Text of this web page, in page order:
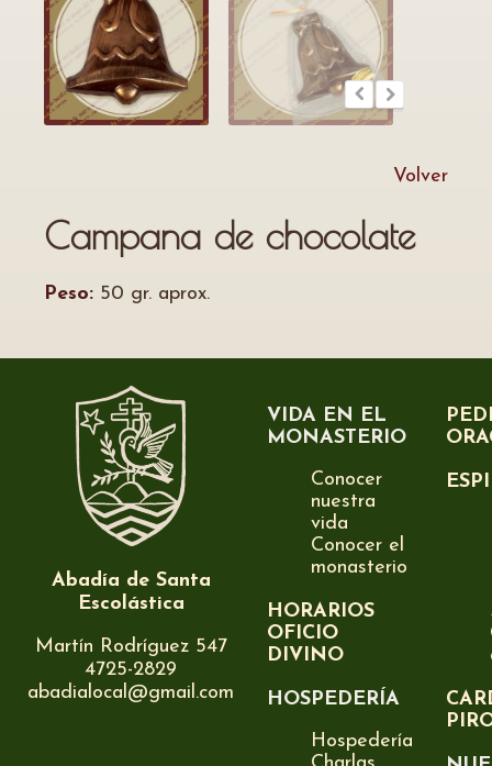
Volver
Campana de chocolate
Peso: 50 gr. aprox.
Abadía de Santa
Escolástica
Martín Rodríguez 547
4725-2829
abadialocal@gmail.com
VIDA EN EL
MONASTERIO
Conocer
nuestra
vida
Conocer el
monasterio
HORARIOS
OFICIO
DIVINO
HOSPEDERÍA
Hospedería